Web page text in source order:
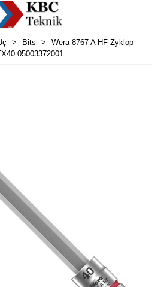
> Bits >
Wera 8767 A HF Zyklop
05003372001